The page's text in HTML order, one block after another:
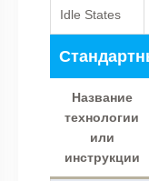
Idle States
Название
технологии
или
инструкции